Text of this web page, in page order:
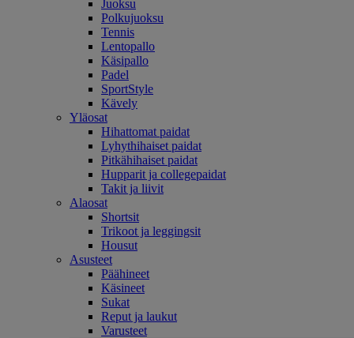
Juoksu
Polkujuoksu
Tennis
Lentopallo
Käsipallo
Padel
SportStyle
Kävely
Yläosat
Hihattomat paidat
Lyhythihaiset paidat
Pitkähihaiset paidat
Hupparit ja collegepaidat
Takit ja liivit
Alaosat
Shortsit
Trikoot ja leggingsit
Housut
Asusteet
Päähineet
Käsineet
Sukat
Reput ja laukut
Varusteet